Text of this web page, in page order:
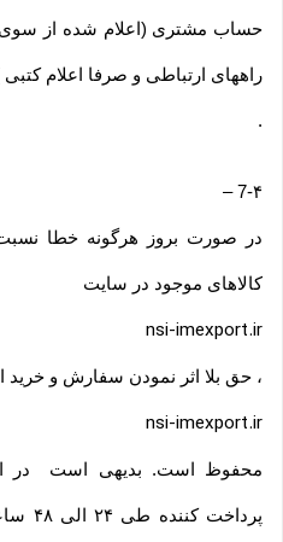
حساب مشتری (اعلام شده از سوی
راههای ارتباطی و صرفا اعلام
.
7-۴–
در صورت بروز هرگونه خطا
کالاهای موجود در سایت
nsi-imexport.ir
، حق بلا اثر نمودن سفارش و
nsi-imexport.ir
محفوظ است. بدیهی است در